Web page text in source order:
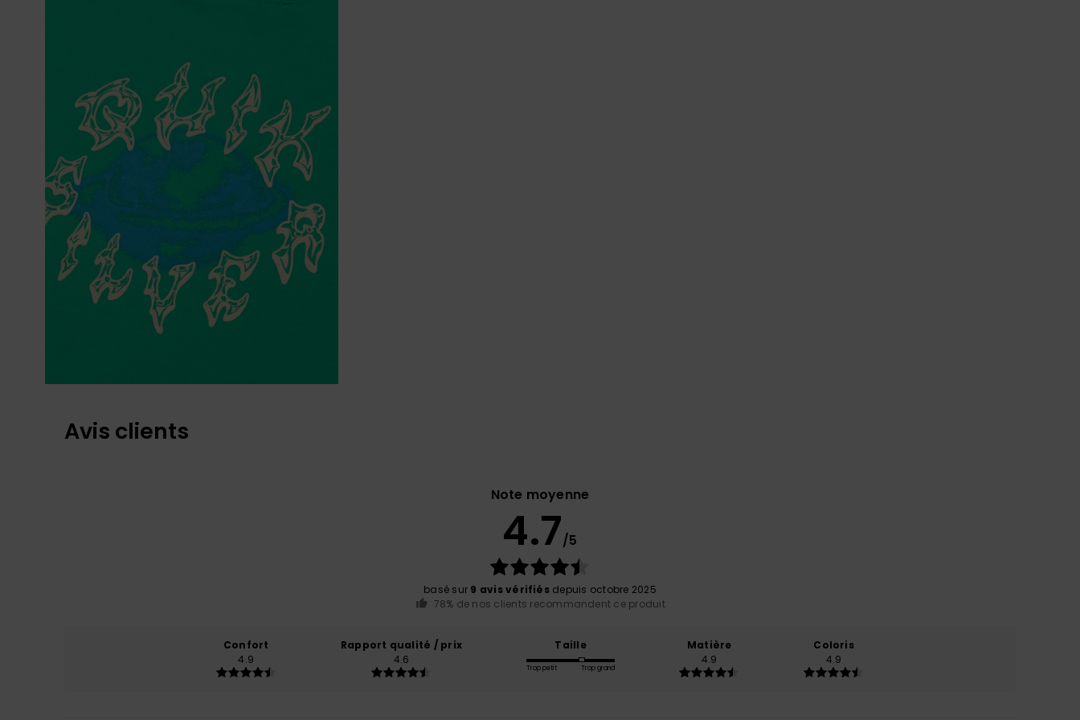
Avis clients
Note moyenne
4.7/5
basé sur 9 avis vérifiésdepuis octobre 2025
78% de nos clients recommandent ce produit
Confort
4.9
Rapport qualité / prix
4.6
Taille
Trop petit Trop grand
Matière
4.9
Coloris
4.9